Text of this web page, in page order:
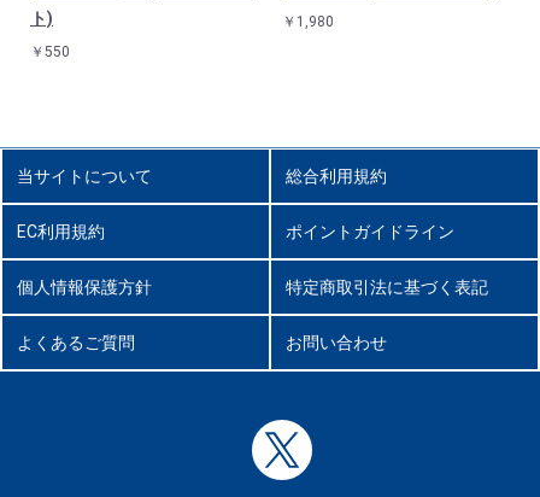
ト)
￥550
￥1,980
当サイトについて 総合利用規約
EC利用規約 ポイントガイドライン
個人情報保護方針 特定商取引法に基づく表記
よくあるご質問 お問い合わせ